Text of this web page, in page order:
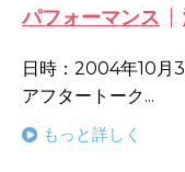
パフォーマンス
日時：2004年10月
アフタートーク...
もっと詳しく